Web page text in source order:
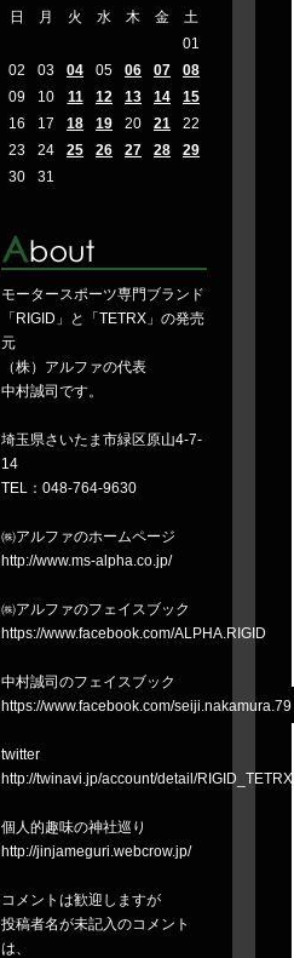
日
月 火 水 木 金
土
01
02
03 04 05 06 07
08
09
10 11 12 13 14
15
16
17 18 19 20 21
22
23
24 25 26 27 28
29
30
31
モータースポーツ専門ブランド
「RIGID」と「TETRX」の発売
元
（株）アルファの代表
中村誠司です。
埼玉県さいたま市緑区原山4-7-
14
TEL：048-764-9630
㈱アルファのホームページ
http://www.ms-alpha.co.jp/
㈱アルファのフェイスブック
https://www.facebook.com/ALPHA.RIGID
中村誠司のフェイスブック
https://www.facebook.com/seiji.nakamura.79
twitter
http://twinavi.jp/account/detail/RIGID_TETRX
個人的趣味の神社巡り
http://jinjameguri.webcrow.jp/
コメントは歓迎しますが
投稿者名が未記入のコメント
は、